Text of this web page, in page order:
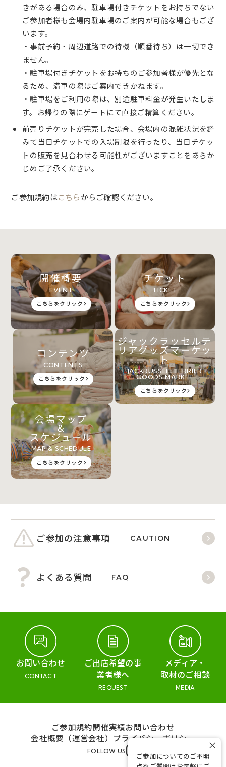
きがある場合のみ、駐車場付きチケットをお持ちでない
ご参加者様も会場内駐車場のご案内が可能な場合もござ
います。
・事前予約・周辺道路での待機（順番待ち）は一切でき
ません。
・駐車場付きチケットをお持ちのご参加者様が優先とな
るため、満車の際はご案内できかねます。
・駐車場をご利用の際は、別途駐車料金が発生いたしま
す。お帰りの際にゲートにて直接ご精算ください。
前売りチケットが完売した場合、会場内の混雑状況を鑑
みて当日チケットでの入場制限を行ったり、当日チケッ
トの販売を見合わせる可能性がございますことをあらか
じめご了承ください。
ご参加規約はこちらからご確認ください。
開催概要
EVENT
こちらをクリック
チケット
TICKET
こちらをクリック
コンテンツ
CONTENTS
こちらをクリック
ジャックラッセルテ
リアグッズマーケッ
ト
JACKRUSSELLTERRIER
GOODS MARKET
こちらをクリック
会場マップ
＆
スケジュール
MAP & SCHEDULE
こちらをクリック
ご参加の注意事項 CAUTION
よくある質問 FAQ
お問い合わせ
CONTACT
ご出店希望の事
業者様へ
REQUEST
メディア・
取材のご相談
MEDIA
ご参加規約開催実績お問い合わせ
会社概要（運営会社） プライバシーポリシー
FOLLOW US
ご参加についてのご不明
×